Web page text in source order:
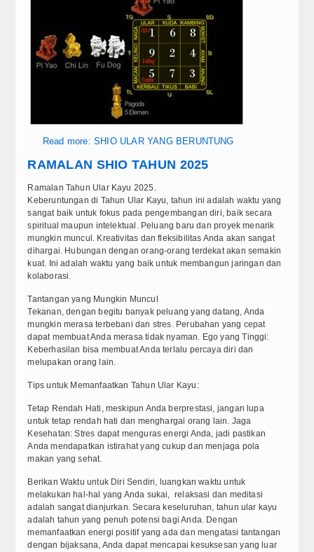
Read more: SHIO ULAR YANG BERUNTUNG
RAMALAN SHIO TAHUN 2025
Ramalan Tahun Ular Kayu 2025.
Keberuntungan di Tahun Ular Kayu, tahun ini adalah waktu yang
sangat baik untuk fokus pada pengembangan diri, baik secara
spiritual maupun intelektual. Peluang baru dan proyek menarik
mungkin muncul. Kreativitas dan fleksibilitas Anda akan sangat
dihargai. Hubungan dengan orang-orang terdekat akan semakin
kuat. Ini adalah waktu yang baik untuk membangun jaringan dan
kolaborasi.
Tantangan yang Mungkin Muncul
Tekanan, dengan begitu banyak peluang yang datang, Anda
mungkin merasa terbebani dan stres. Perubahan yang cepat
dapat membuat Anda merasa tidak nyaman. Ego yang Tinggi:
Keberhasilan bisa membuat Anda terlalu percaya diri dan
melupakan orang lain.
Tips untuk Memanfaatkan Tahun Ular Kayu:
Tetap Rendah Hati, meskipun Anda berprestasi, jangan lupa
untuk tetap rendah hati dan menghargai orang lain. Jaga
Kesehatan: Stres dapat menguras energi Anda, jadi pastikan
Anda mendapatkan istirahat yang cukup dan menjaga pola
makan yang sehat.
Berikan Waktu untuk Diri Sendiri, luangkan waktu untuk
melakukan hal-hal yang Anda sukai, relaksasi dan meditasi
adalah sangat dianjurkan. Secara keseluruhan, tahun ular kayu
adalah tahun yang penuh potensi bagi Anda. Dengan
memanfaatkan energi positif yang ada dan mengatasi tantangan
dengan bijaksana, Anda dapat mencapai kesuksesan yang luar